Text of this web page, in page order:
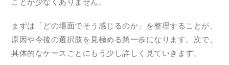
ことが少なくありません。
まずは「どの場面でそう感じるのか」を整理することが、
原因や今後の選択肢を見極める第一歩になります。次で、
具体的なケースごとにもう少し詳しく見ていきます。